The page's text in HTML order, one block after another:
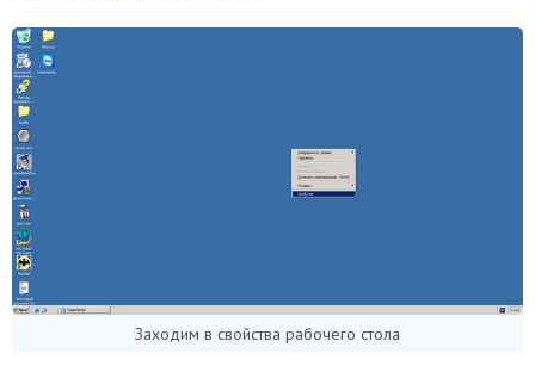
Заходим в свойства рабочего стола